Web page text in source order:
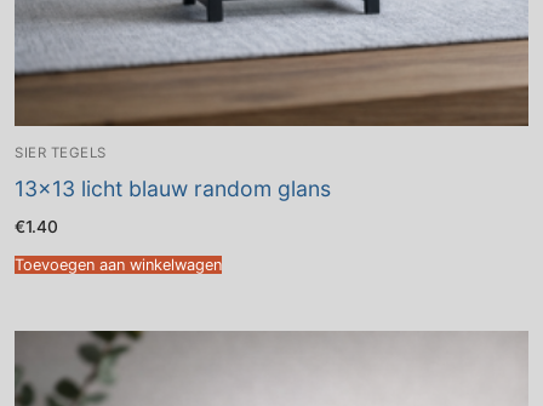
SIER TEGELS
13×13 licht blauw random glans
€1.40
Toevoegen aan winkelwagen